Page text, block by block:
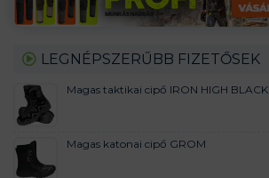
LEGNÉPSZERŰBB FIZETŐSEK
Magas taktikai cipő IRON HIGH BLACK
Magas katonai cipő GROM